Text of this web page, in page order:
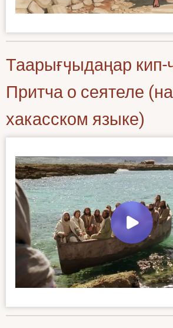
Таарығӌыдаңар кип-
Притча о сеятеле (на
хакасском языке)